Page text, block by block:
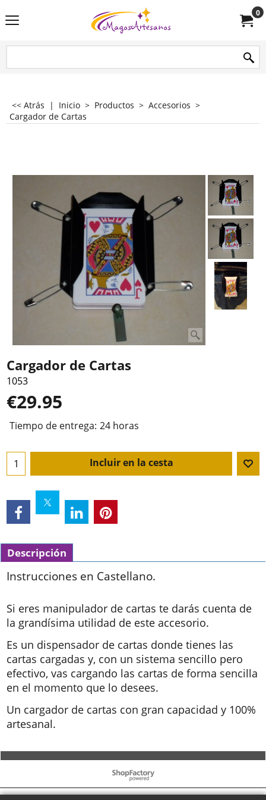
0
<< Atrás | Inicio > Productos > Accesorios >
Cargador de Cartas
Cargador de Cartas
1053
€29.95
Tiempo de entrega: 24 horas
Incluir en la cesta
Descripción
Instrucciones en Castellano.
Si eres manipulador de cartas te darás cuenta de
la grandísima utilidad de este accesorio.
Es un dispensador de cartas donde tienes las
cartas cargadas y, con un sistema sencillo pero
efectivo, vas cargando las cartas de forma sencilla
en el momento que lo desees.
Un cargador de cartas con gran capacidad y 100%
artesanal.
To create online store ShopFactory eCommerce software was used.